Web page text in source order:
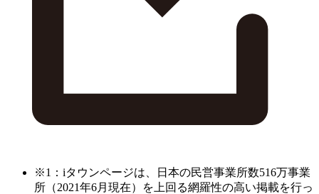
※1：iタウンページは、日本の民営事業所数516万事業
所（2021年6月現在）を上回る網羅性の高い掲載を行っ